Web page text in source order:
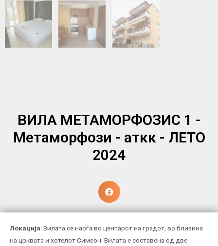
ВИЛА МЕТАМОРФОЗИС 1 -
Метаморфози - аткк - ЛЕТО
2024
Локација: Вилата се наоѓа во центарот на градот, во близина
на црквата и хотелот Симеон. Вилата е составена од две